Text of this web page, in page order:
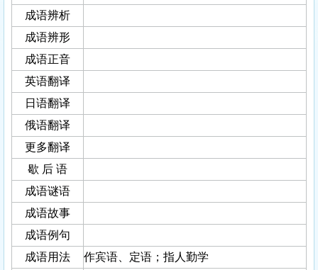
成语辨析
成语辨形
成语正音
英语翻译
日语翻译
俄语翻译
更多翻译
歇 后 语
成语谜语
成语故事
成语例句
成语用法
作宾语、定语；指人勤学